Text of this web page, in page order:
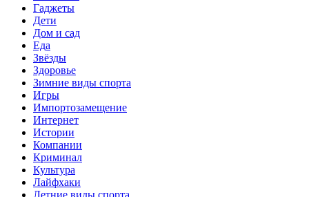
Гаджеты
Дети
Дом и сад
Еда
Звёзды
Здоровье
Зимние виды спорта
Игры
Импортозамещение
Интернет
Истории
Компании
Криминал
Культура
Лайфхаки
Летние виды спорта